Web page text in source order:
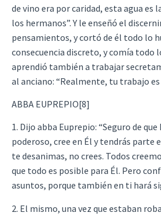
de vino era por caridad, esta agua es
los hermanos”. Y le enseñó el
pensamientos, y cortó de él todo lo
consecuencia discreto, y comía todo
aprendió también a trabajar
al anciano: “Realmente, tu trabajo es
ABBA EUPREPIO[8]
1. Dijo abba Euprepio: “Seguro de
poderoso, cree en Él y tendrás parte
te desanimas, no crees. Todos
que todo es posible para Él. Pero
asuntos, porque también en ti hará
2. El mismo, una vez que estaban